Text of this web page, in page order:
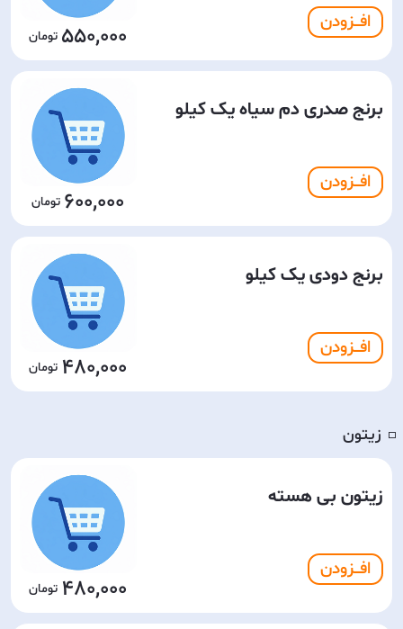
افـــزودن 550,000
برنج صدری دم سیاه یک کیلو
افـــزودن
600,000
برنج دودی یک کیلو
افـــزودن
480,000
◽️ زیتون
زیتون بی هسته
افـــزودن
480,000